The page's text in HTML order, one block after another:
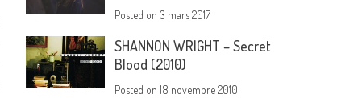
Posted on3 mars 2017
SHANNON WRIGHT – Secret
Blood (2010)
Posted on18 novembre 2010